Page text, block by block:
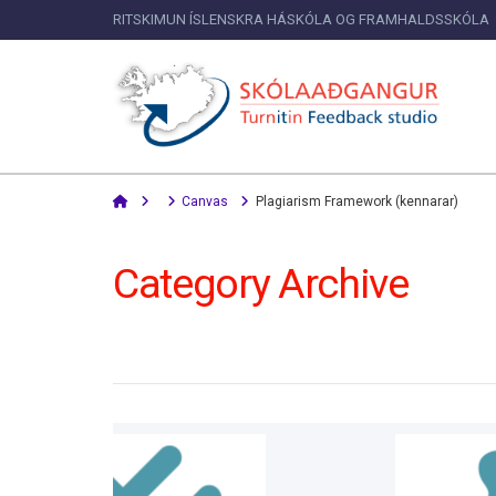
RITSKIMUN ÍSLENSKRA HÁSKÓLA OG FRAMHALDSSKÓLA
Home Canvas Plagiarism Framework (kennarar)
Category Archive